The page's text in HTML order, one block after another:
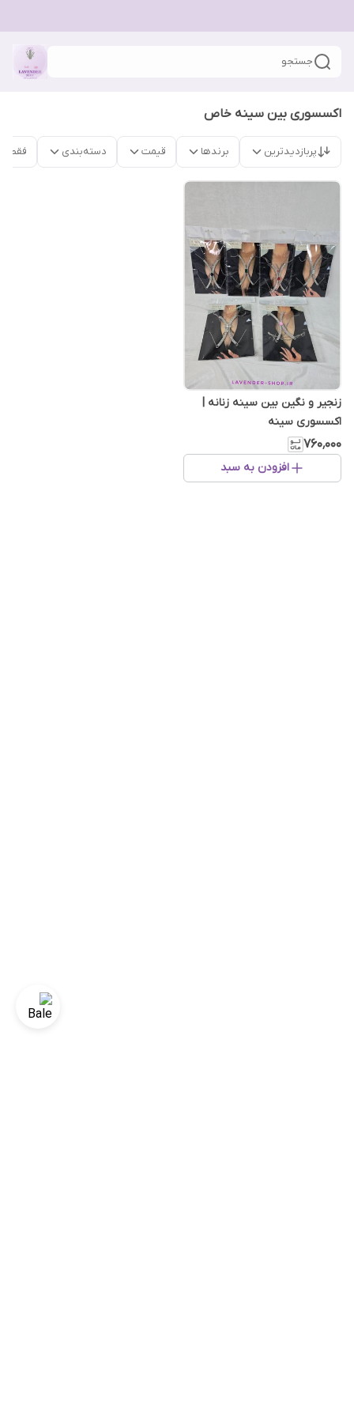
جستجو
اکسسوری بین سینه خاص
پربازدیدترین برندها قیمت دسته‌بندی فقط
زنجیر و نگین بین سینه زنانه |
اکسسوری سینه
۷۶۰٬۰۰۰
افزودن به سبد